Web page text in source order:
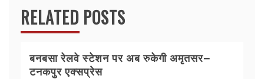
RELATED POSTS
बनबसा रेलवे स्टेशन पर अब रुकेगी अमृतसर–
टनकपुर एक्सप्रेस